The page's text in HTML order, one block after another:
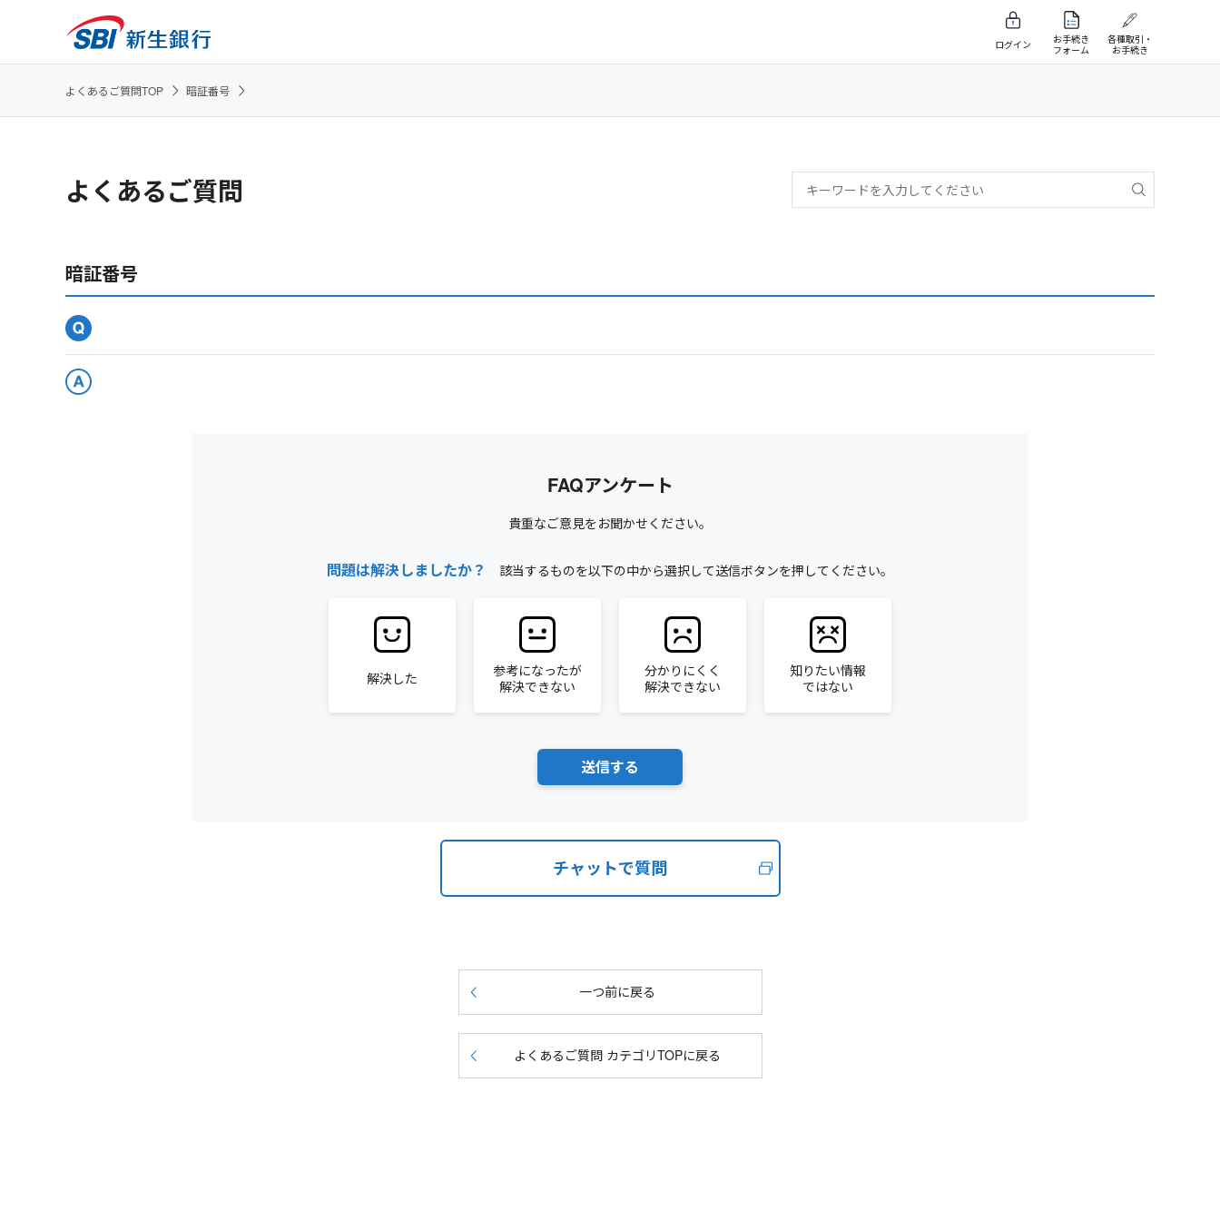
ログイン
お手続き
フォーム
各種取引・
お手続き
よくあるご質問TOP 暗証番号
よくあるご質問
暗証番号
FAQアンケート
貴重なご意見をお聞かせください。
問題は解決しましたか？ 該当するものを以下の中から選択して送信ボタンを押してください。
解決した
参考になったが
解決できない
分かりにくく
解決できない
知りたい情報
ではない
チャットで質問
一つ前に戻る
よくあるご質問 カテゴリTOPに戻る